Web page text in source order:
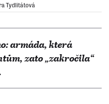
Tydlitátová
armáda, která
zato „zakročila“